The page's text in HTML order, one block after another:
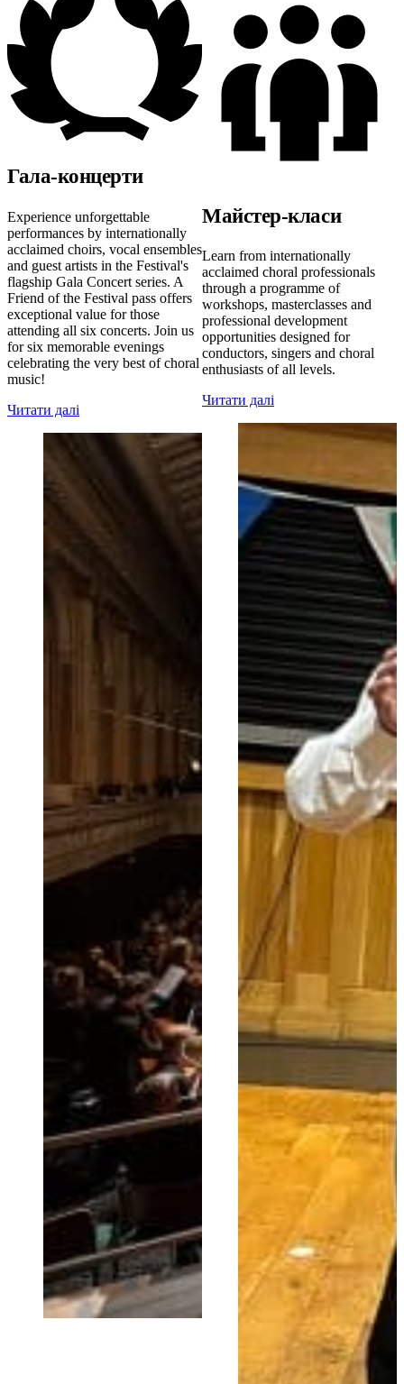
Гала-концерти
Experience unforgettable
performances by internationally
acclaimed choirs, vocal ensembles
and guest artists in the Festival's
flagship Gala Concert series. A
Friend of the Festival pass offers
exceptional value for those
attending all six concerts. Join us
for six memorable evenings
celebrating the very best of choral
music!
Читати далі
Майстер-класи
Learn from internationally
acclaimed choral professionals
through a programme of
workshops, masterclasses and
professional development
opportunities designed for
conductors, singers and choral
enthusiasts of all levels.
Читати далі